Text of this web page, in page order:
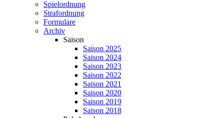
Spielordnung
Strafordnung
Formulare
Archiv
Saison
Saison 2025
Saison 2024
Saison 2023
Saison 2022
Saison 2021
Saison 2020
Saison 2019
Saison 2018